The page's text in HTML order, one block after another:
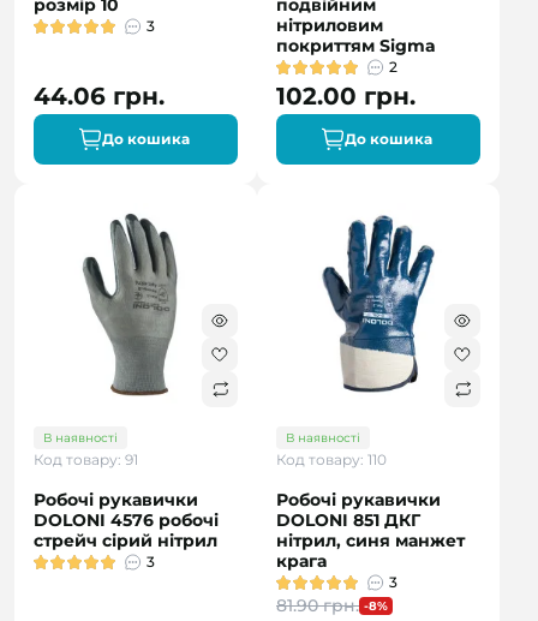
розмір 10
3
44.06 грн.
До кошика
подвійним
нітриловим
покриттям Sigma
2
102.00 грн.
До кошика
В наявності
Код товару: 91
Робочі рукавички
DOLONI 4576 робочі
стрейч сірий нітрил
3
В наявності
Код товару: 110
Робочі рукавички
DOLONI 851 ДКГ
нітрил, синя манжет
крага
3
81.90 грн. -8%